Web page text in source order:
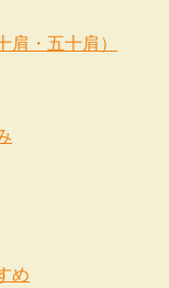
肩・五十肩）
め